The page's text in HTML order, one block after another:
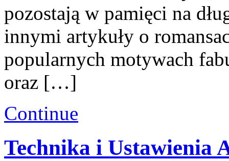
pozostają w pamięci na
innymi artykuły o
popularnych motywach
oraz […]
Continue
Technika i Ustawienia